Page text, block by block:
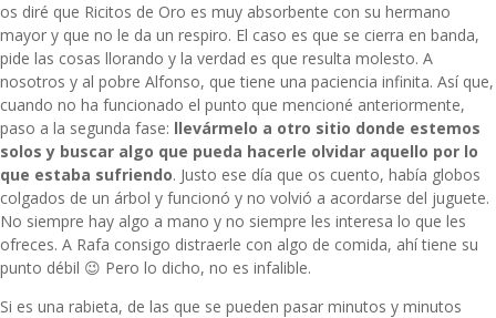
os diré que Ricitos de Oro es muy absorbente con su hermano
mayor y que no le da un respiro. El caso es que se cierra en banda,
pide las cosas llorando y la verdad es que resulta molesto. A
nosotros y al pobre Alfonso, que tiene una paciencia infinita. Así que,
cuando no ha funcionado el punto que mencioné anteriormente,
paso a la segunda fase: llevármelo a otro sitio donde estemos
solos y buscar algo que pueda hacerle olvidar aquello por lo
que estaba sufriendo. Justo ese día que os cuento, había globos
colgados de un árbol y funcionó y no volvió a acordarse del juguete.
No siempre hay algo a mano y no siempre les interesa lo que les
ofreces. A Rafa consigo distraerle con algo de comida, ahí tiene su
punto débil 😉 Pero lo dicho, no es infalible.
Si es una rabieta, de las que se pueden pasar minutos y minutos